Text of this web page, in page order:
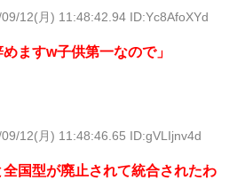
12(月) 11:48:42.94 ID:Yc8AfoXYd
ますw子供第一なので」
12(月) 11:48:46.65 ID:gVLIjnv4d
国型が廃止されて統合されたわ